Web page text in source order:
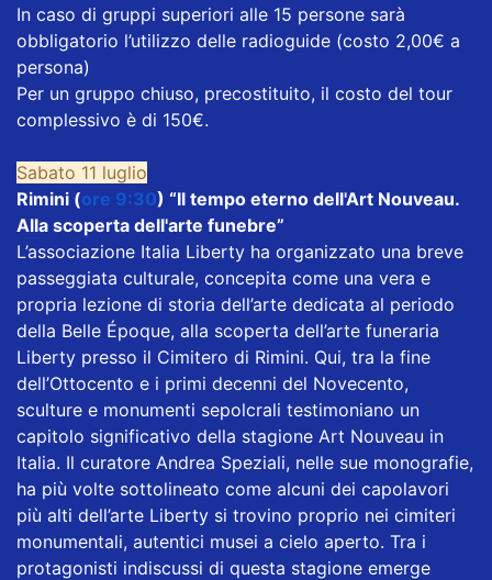
In caso di gruppi superiori alle 15 persone sarà
obbligatorio l’utilizzo delle radioguide (costo 2,00€ a
persona)
Per un gruppo chiuso, precostituito, il costo del tour
complessivo è di 150€.
Sabato 11 luglio
Rimini (ore 9:30) “Il tempo eterno dell'Art Nouveau.
Alla scoperta dell'arte funebre”
L’associazione Italia Liberty ha organizzato una breve
passeggiata culturale, concepita come una vera e
propria lezione di storia dell’arte dedicata al periodo
della Belle Époque, alla scoperta dell’arte funeraria
Liberty presso il Cimitero di Rimini. Qui, tra la fine
dell’Ottocento e i primi decenni del Novecento,
sculture e monumenti sepolcrali testimoniano un
capitolo significativo della stagione Art Nouveau in
Italia. Il curatore Andrea Speziali, nelle sue monografie,
ha più volte sottolineato come alcuni dei capolavori
più alti dell’arte Liberty si trovino proprio nei cimiteri
monumentali, autentici musei a cielo aperto. Tra i
protagonisti indiscussi di questa stagione emerge